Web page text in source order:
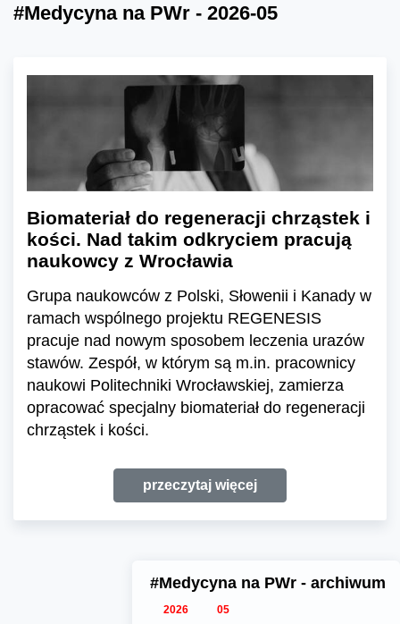
#Medycyna na PWr - 2026-05
Biomateriał do regeneracji chrząstek i
kości. Nad takim odkryciem pracują
naukowcy z Wrocławia
Grupa naukowców z Polski, Słowenii i Kanady w
ramach wspólnego projektu REGENESIS
pracuje nad nowym sposobem leczenia urazów
stawów. Zespół, w którym są m.in. pracownicy
naukowi Politechniki Wrocławskiej, zamierza
opracować specjalny biomateriał do regeneracji
chrząstek i kości.
przeczytaj więcej
#Medycyna na PWr - archiwum
2026
05